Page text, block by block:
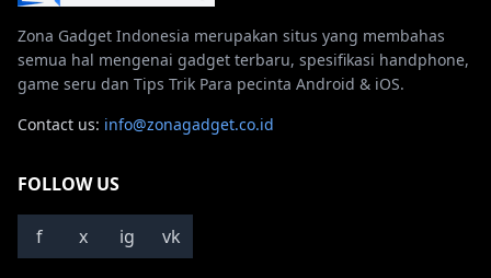
Zona Gadget Indonesia merupakan situs yang membahas
semua hal mengenai gadget terbaru, spesifikasi handphone,
game seru dan Tips Trik Para pecinta Android & iOS.
Contact us: info@zonagadget.co.id
FOLLOW US
f x ig vk